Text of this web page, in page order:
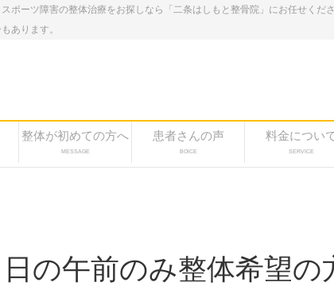
ポーツ障害の整体治療をお探しなら「二条はしもと整骨院」にお任せくだ
あります。
整体が初めての方へ
MESSAGE
患者さんの声
BOICE
料金につい
SERVICE
の午前のみ整体希望の